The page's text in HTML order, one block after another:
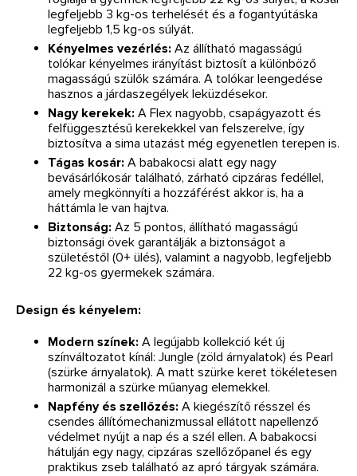
legfeljebb 3 kg-os terhelését és a fogantyútáska
legfeljebb 1,5 kg-os súlyát.
Kényelmes vezérlés: Az állítható magasságú
tolókar kényelmes irányítást biztosít a különböző
magasságú szülők számára. A tolókar leengedése
hasznos a járdaszegélyek leküzdésekor.
Nagy kerekek: A Flex nagyobb, csapágyazott és
felfüggesztésű kerekekkel van felszerelve, így
biztosítva a sima utazást még egyenetlen terepen is.
Tágas kosár: A babakocsi alatt egy nagy
bevásárlókosár található, zárható cipzáras fedéllel,
amely megkönnyíti a hozzáférést akkor is, ha a
háttámla le van hajtva.
Biztonság: Az 5 pontos, állítható magasságú
biztonsági övek garantálják a biztonságot a
születéstől (0+ ülés), valamint a nagyobb, legfeljebb
22 kg-os gyermekek számára.
Design és kényelem:
Modern színek: A legújabb kollekció két új
színváltozatot kínál: Jungle (zöld árnyalatok) és Pearl
(szürke árnyalatok). A matt szürke keret tökéletesen
harmonizál a szürke műanyag elemekkel.
Napfény és szellőzés: A kiegészítő résszel és
csendes állítómechanizmussal ellátott napellenző
védelmet nyújt a nap és a szél ellen. A babakocsi
hátulján egy nagy, cipzáras szellőzőpanel és egy
praktikus zseb található az apró tárgyak számára.